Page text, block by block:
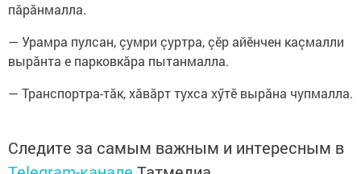
пăрăнмалла.
— Урамра пулсан, çумри çуртра, çӗр айӗнчен каçмалли
вырăнта е парковкăра пытанмалла.
— Транспортра-тăк, хăвăрт тухса хӳтӗ вырăна чупмалла.
Следите за самым важным и интересным в